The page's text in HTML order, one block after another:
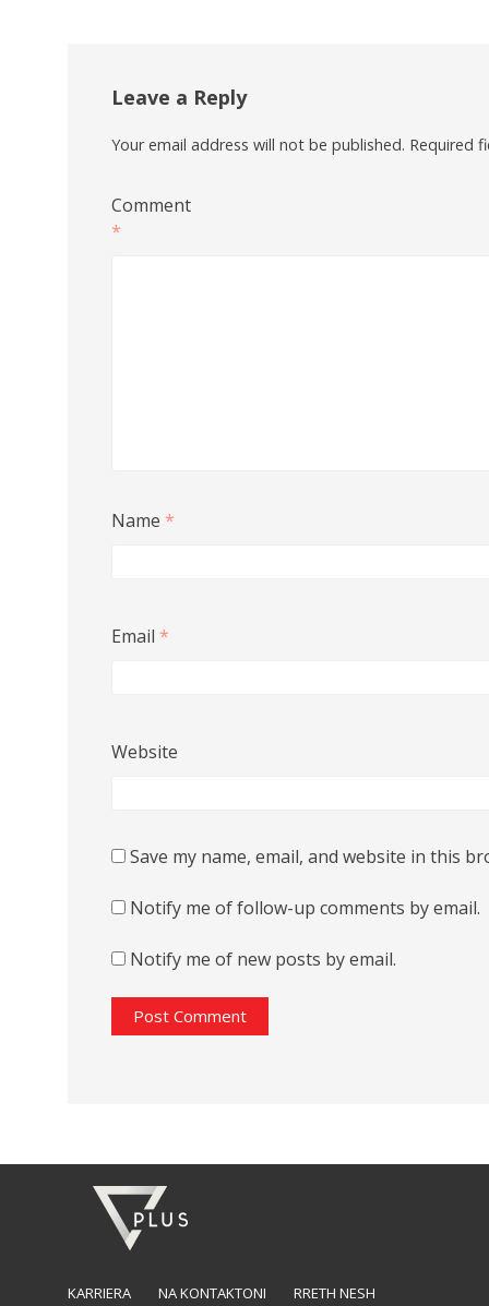
Leave a Reply
Your email address will not be published. Required
Comment
*
Name *
Email *
Website
Save my name, email, and website in this
Notify me of follow-up comments by email.
Notify me of new posts by email.
KARRIERA NA KONTAKTONI RRETH NESH